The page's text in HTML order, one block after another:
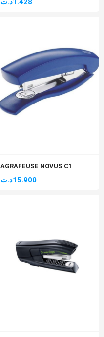
1.428د.ت
AGRAFEUSE NOVUS C1
15.900د.ت